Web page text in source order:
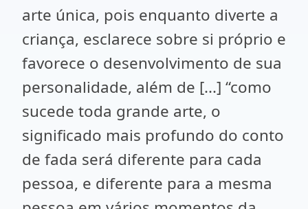
arte única, pois enquanto diverte a
criança, esclarece sobre si próprio e
favorece o desenvolvimento de sua
personalidade, além de [...] “como
sucede toda grande arte, o
significado mais profundo do conto
de fada será diferente para cada
pessoa, e diferente para a mesma